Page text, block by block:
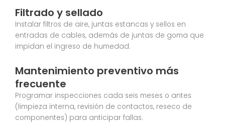
Filtrado y sellado
Instalar filtros de aire, juntas estancas y sellos en
entradas de cables, además de juntas de goma que
impidan el ingreso de humedad.
Mantenimiento preventivo más
frecuente
Programar inspecciones cada seis meses o antes
(limpieza interna, revisión de contactos, reseco de
componentes) para anticipar fallas.